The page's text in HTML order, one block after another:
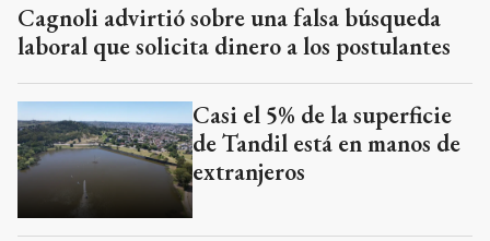
Cagnoli advirtió sobre una falsa búsqueda
laboral que solicita dinero a los postulantes
Casi el 5% de la superficie
de Tandil está en manos de
extranjeros